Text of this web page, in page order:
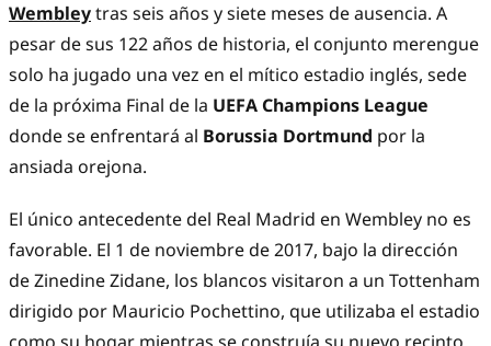
Wembleytras seis años y siete meses de ausencia. A
pesar de sus 122 años de historia, el conjunto merengue
solo ha jugado una vez en el mítico estadio inglés, sede
de la próxima Final de la UEFA Champions League
donde se enfrentará al Borussia Dortmund por la
ansiada orejona.
El único antecedente del Real Madrid en Wembley no es
favorable. El 1 de noviembre de 2017, bajo la dirección
de Zinedine Zidane, los blancos visitaron a un Tottenham
dirigido por Mauricio Pochettino, que utilizaba el estadio